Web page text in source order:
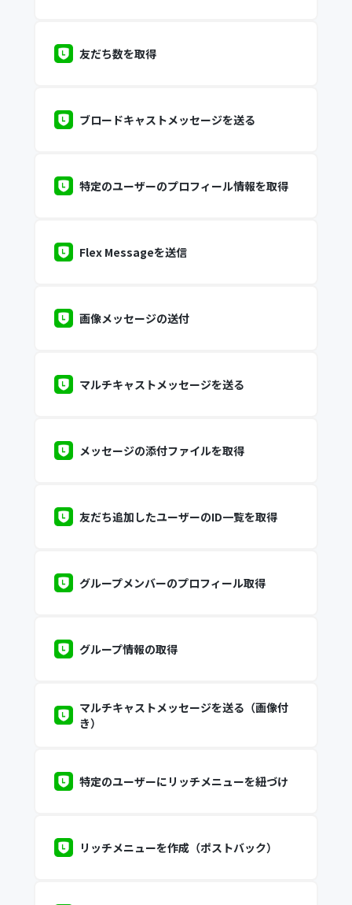
友だち数を取得
ブロードキャストメッセージを送る
特定のユーザーのプロフィール情報を取得
Flex Messageを送信
画像メッセージの送付
マルチキャストメッセージを送る
メッセージの添付ファイルを取得
友だち追加したユーザーのID一覧を取得
グループメンバーのプロフィール取得
グループ情報の取得
マルチキャストメッセージを送る（画像付
き）
特定のユーザーにリッチメニューを紐づけ
リッチメニューを作成（ポストバック）